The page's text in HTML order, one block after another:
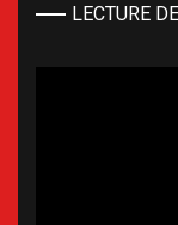
LECTURE